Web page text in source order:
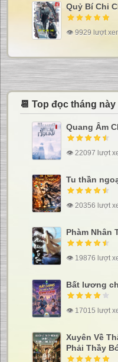
Quỷ Bí Chi
👁 9929 lượt
📆 Top đọc tháng này
Quang Âm
👁 22097 lượt
Tu thần
👁 20356 lượt
Phàm Nhân
👁 19876 lượt
Bất lương
👁 17015 lượt
Xuyên Về
Phải Thầy